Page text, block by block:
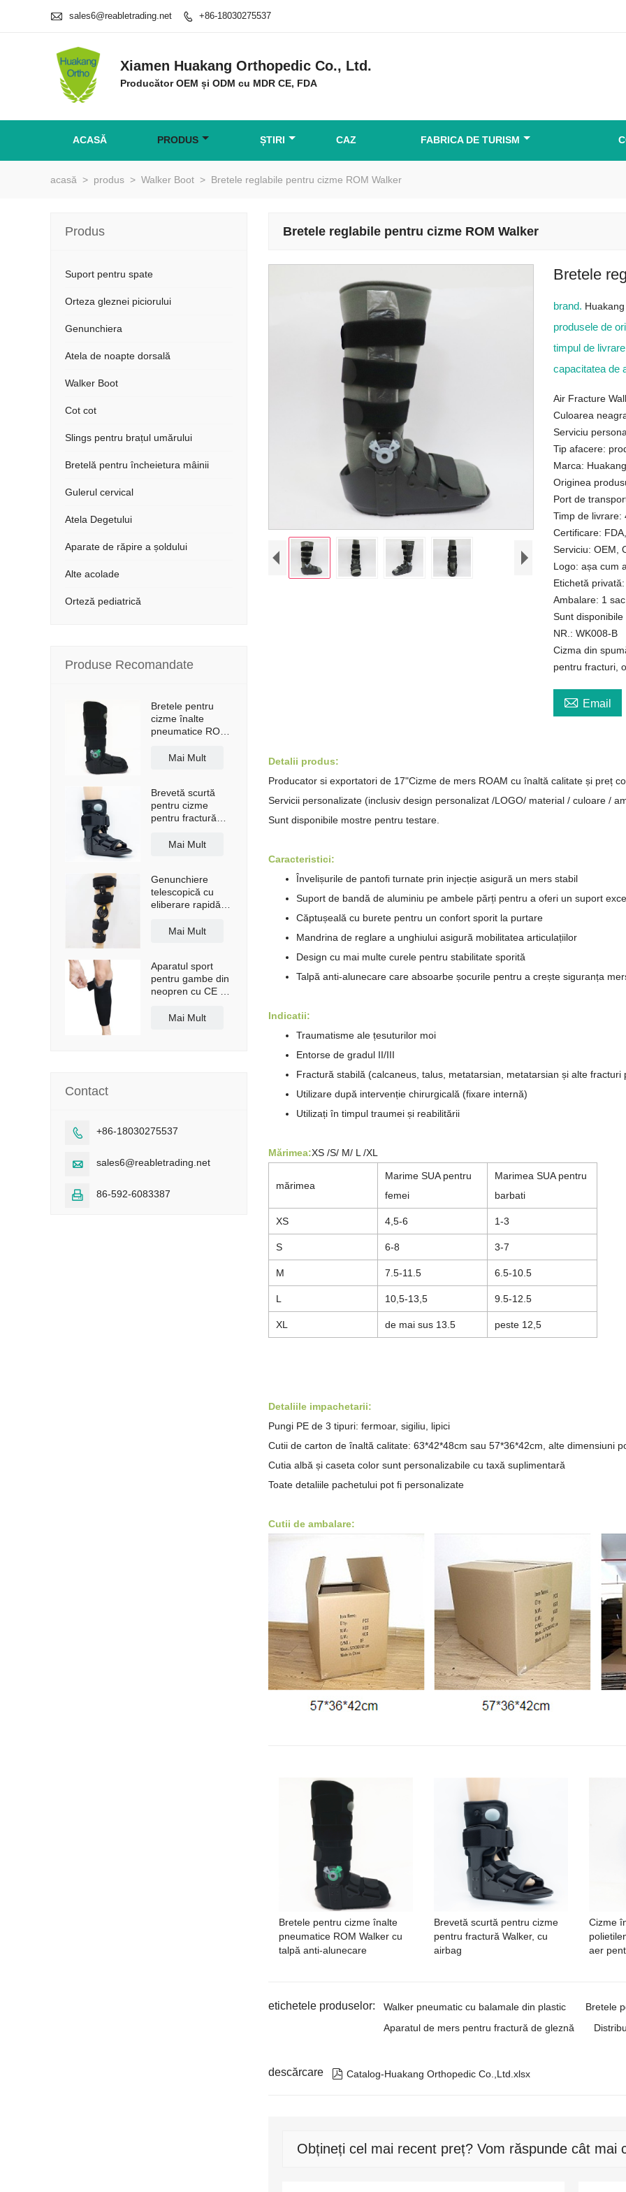
 sales6@reabletrading.net  +86-18030275537
Xiamen Huakang Orthopedic Co., Ltd.
Producător OEM și ODM cu MDR CE, FDA
ACASĂ PRODUS ȘTIRI CAZ FABRICA DE TURISM
acasă > produs > Walker Boot > Bretele reglabile pentru cizme ROM Walker
Bretele reglabile pentru cizme ROM Walker
Bretele
brand.
produsele de
timpul de
capacitatea de
Air Fracture
Culoarea
Serviciu
Tip afacere:
Marca:
Originea
Port de
Timp de livrare:
Certificare:
Serviciu: OEM,
Logo: așa cum
Etichetă
Ambalare: 1
Sunt
NR.: WK008-B
Cizma din
pentru fracturi,
 Email
Detalii produs:
Producator si exportatori de 17"Cizme de mers ROAM cu înaltă calitate și preț
Servicii personalizate (inclusiv design personalizat /LOGO/ material / culoare /
Sunt disponibile mostre pentru testare.
Caracteristici:
Învelișurile de pantofi turnate prin injecție asigură un mers stabil
Suport de bandă de aluminiu pe ambele părți pentru a oferi un suport
Căptușeală cu burete pentru un confort sporit la purtare
Mandrina de reglare a unghiului asigură mobilitatea articulațiilor
Design cu mai multe curele pentru stabilitate sporită
Talpă anti-alunecare care absoarbe șocurile pentru a crește siguranța
Indicatii:
Traumatisme ale țesuturilor moi
Entorse de gradul II/III
Fractură stabilă (calcaneus, talus, metatarsian, metatarsian și alte fracturi
Utilizare după intervenție chirurgicală (fixare internă)
Utilizați în timpul traumei și reabilitării
Mărimea:XS /S/ M/ L /XL
mărimea
Marime SUA pentru
femei
Marimea SUA pentru
barbati
XS 4,5-6 1-3
S 6-8 3-7
M 7 .5-11.5 6 .5-10.5
L 10,5-13,5 9 .5-12.5
XL de mai sus 13.5 peste 12,5
Detaliile impachetarii:
Pungi PE de 3 tipuri: fermoar, sigiliu, lipici
Cutii de carton de înaltă calitate: 63*42*48cm sau 57*36*42cm, alte dimensiuni
Cutia albă și caseta color sunt personalizabile cu taxă suplimentară
Toate detaliile pachetului pot fi personalizate
Cutii de ambalare:
Bretele pentru cizme înalte
pneumatice ROM Walker cu
talpă anti-alunecare
Brevetă scurtă pentru cizme
pentru fractură Walker, cu
airbag
Cizme
aer
etichetele produselor: Walker pneumatic cu balamale din plastic
Bretele
Aparatul de mers pentru fractură de gleznă
descărcare  Catalog-Huakang Orthopedic Co.,Ltd.xlsx
Obțineți cel mai recent preț? Vom răspunde cât mai
Produs
Suport pentru spate
Orteza gleznei piciorului
Genunchiera
Atela de noapte dorsală
Walker Boot
Cot cot
Slings pentru brațul umărului
Bretelă pentru încheietura mâinii
Gulerul cervical
Atela Degetului
Aparate de răpire a șoldului
Alte acolade
Orteză pediatrică
Produse Recomandate
Bretele pentru
cizme înalte
pneumatice ROM
anti-alunecare
Mai Mult
Brevetă scurtă
pentru cizme
pentru fractură
Mai Mult
Genunchiere
telescopică cu
eliberare rapidă,
umărMai Mult
Aparatul sport
pentru gambe din
neopren cu CE și
Mai Mult
Contact
 +86-18030275537
 sales6@reabletrading.net
 86-592-6083387